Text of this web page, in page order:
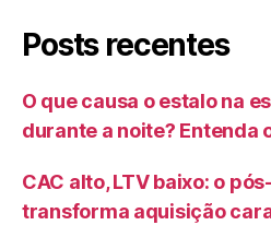
Posts recentes
O que causa o estalo na
durante a noite? Entenda
CAC alto, LTV baixo: o
transforma aquisição